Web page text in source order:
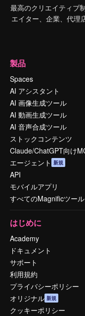
最高のクリエイティブ
エイター、企業、代理
製品
Spaces
AI アシスタント
AI 画像生成ツール
AI 動画生成ツール
AI 音声合成ツール
ストックコンテンツ
Claude/ChatGPT向け
エージェント 新規
API
モバイルアプリ
すべてのMagnificツール
はじめに
Academy
ドキュメント
サポート
利用規約
プライバシーポリシー
オリジナル 新規
クッキーポリシー